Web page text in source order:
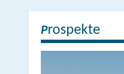
Prospekte